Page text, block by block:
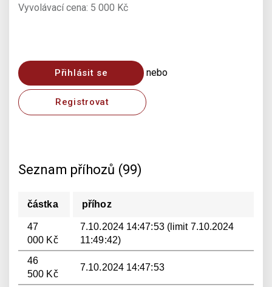
Vyvolávací cena: 5 000 Kč
Přihlásit se nebo
Registrovat
Seznam příhozů (99)
částka příhoz
47
000 Kč
7.10.2024 14:47:53 (limit 7.10.2024
11:49:42)
46
500 Kč
7.10.2024 14:47:53